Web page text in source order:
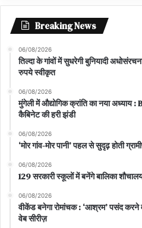
Breaking News
06/08/2026
तिल्दा के गांवों में सुधरेगी बुनियादी
रुपये स्वीकृत
06/08/2026
मुंगेली में औद्योगिक क्रांति का नया अध्याय
कैबिनेट की हरी झंडी
06/08/2026
‘मोर गांव-मोर पानी’ पहल से सुदृढ़ होती
06/08/2026
129 सरकारी स्कूलों में बनेंगे बालिका
06/08/2026
वीकेंड बनेगा रोमांचक : ‘आश्रम’ पसंद
वेब सीरीज़